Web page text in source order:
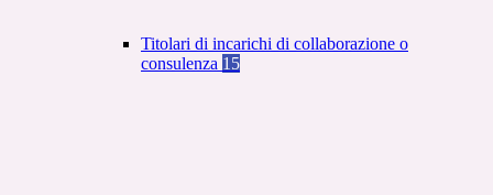
Titolari di incarichi di collaborazione o
consulenza 15